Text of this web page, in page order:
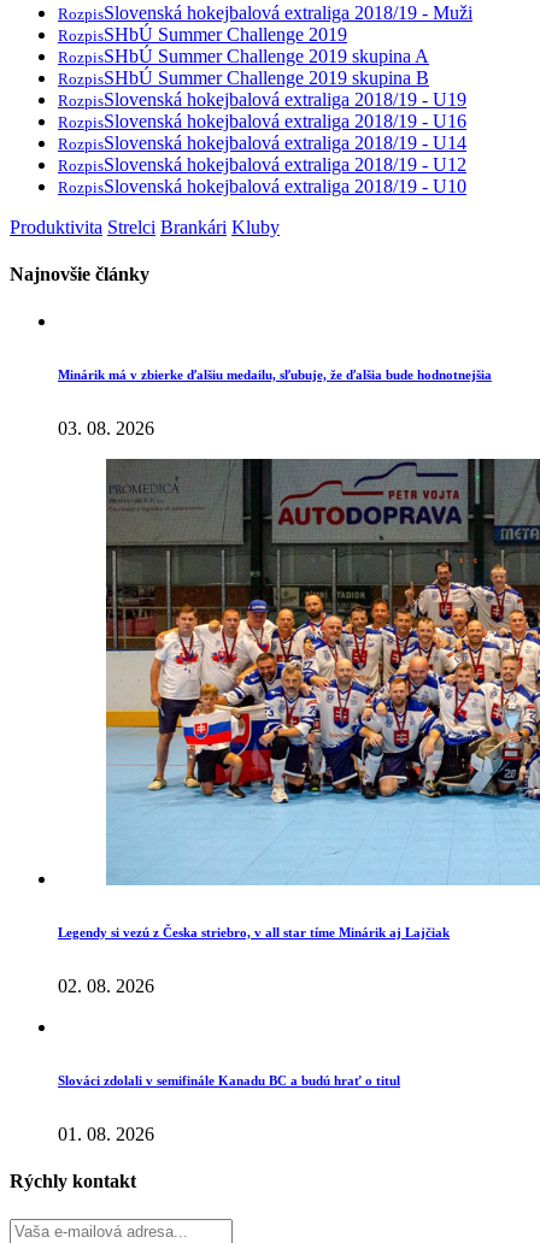
RozpisSlovenská hokejbalová extraliga 2018/19 - Muži
RozpisSHbÚ Summer Challenge 2019
RozpisSHbÚ Summer Challenge 2019 skupina A
RozpisSHbÚ Summer Challenge 2019 skupina B
RozpisSlovenská hokejbalová extraliga 2018/19 - U19
RozpisSlovenská hokejbalová extraliga 2018/19 - U16
RozpisSlovenská hokejbalová extraliga 2018/19 - U14
RozpisSlovenská hokejbalová extraliga 2018/19 - U12
RozpisSlovenská hokejbalová extraliga 2018/19 - U10
Produktivita Strelci Brankári Kluby
Najnovšie články
Minárik má v zbierke ďalšiu medailu, sľubuje, že ďalšia bude hodnotnejšia
03. 08. 2026
Legendy si vezú z Česka striebro, v all star tíme Minárik aj Lajčiak
02. 08. 2026
Slováci zdolali v semifinále Kanadu BC a budú hrať o titul
01. 08. 2026
Rýchly kontakt